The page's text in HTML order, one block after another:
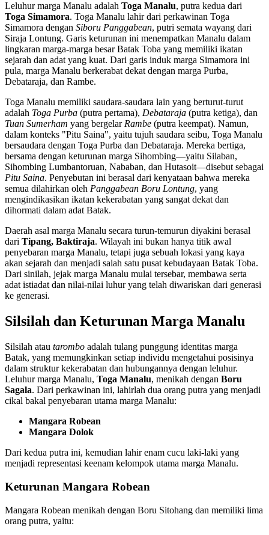
Leluhur marga Manalu adalah Toga Manalu, putra kedua dari
Toga Simamora. Toga Manalu lahir dari perkawinan Toga
Simamora dengan Siboru Panggabean, putri semata wayang dari
Siraja Lontung. Garis keturunan ini menempatkan Manalu dalam
lingkaran marga-marga besar Batak Toba yang memiliki ikatan
sejarah dan adat yang kuat. Dari garis induk marga Simamora ini
pula, marga Manalu berkerabat dekat dengan marga Purba,
Debataraja, dan Rambe.
Toga Manalu memiliki saudara-saudara lain yang berturut-turut
adalah Toga Purba (putra pertama), Debataraja (putra ketiga), dan
Tuan Sumerham yang bergelar Rambe (putra keempat). Namun,
dalam konteks "Pitu Saina", yaitu tujuh saudara seibu, Toga Manalu
bersaudara dengan Toga Purba dan Debataraja. Mereka bertiga,
bersama dengan keturunan marga Sihombing—yaitu Silaban,
Sihombing Lumbantoruan, Nababan, dan Hutasoit—disebut sebagai
Pitu Saina. Penyebutan ini berasal dari kenyataan bahwa mereka
semua dilahirkan oleh Panggabean Boru Lontung, yang
mengindikasikan ikatan kekerabatan yang sangat dekat dan
dihormati dalam adat Batak.
Daerah asal marga Manalu secara turun-temurun diyakini berasal
dari Tipang, Baktiraja. Wilayah ini bukan hanya titik awal
penyebaran marga Manalu, tetapi juga sebuah lokasi yang kaya
akan sejarah dan menjadi salah satu pusat kebudayaan Batak Toba.
Dari sinilah, jejak marga Manalu mulai tersebar, membawa serta
adat istiadat dan nilai-nilai luhur yang telah diwariskan dari generasi
ke generasi.
Silsilah dan Keturunan Marga Manalu
Silsilah atau tarombo adalah tulang punggung identitas marga
Batak, yang memungkinkan setiap individu mengetahui posisinya
dalam struktur kekerabatan dan hubungannya dengan leluhur.
Leluhur marga Manalu, Toga Manalu, menikah dengan Boru
Sagala. Dari perkawinan ini, lahirlah dua orang putra yang menjadi
cikal bakal penyebaran utama marga Manalu:
Mangara Robean
Mangara Dolok
Dari kedua putra ini, kemudian lahir enam cucu laki-laki yang
menjadi representasi keenam kelompok utama marga Manalu.
Keturunan Mangara Robean
Mangara Robean menikah dengan Boru Sitohang dan memiliki lima
orang putra, yaitu: